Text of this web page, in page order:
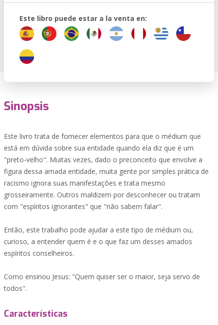
Este libro puede estar a la venta en:
Sinopsis
Este livro trata de fornecer elementos para que o médium que
está em dúvida sobre sua entidade quando ela diz que é um
"preto-velho". Muitas vezes, dado o preconceito que envolve a
figura dessa amada entidade, muita gente por simples prática de
racismo ignora suas manifestações e trata mesmo
grosseiramente. Outros maldizem por desconhecer ou tratam
com "espíritos ignorantes" que "não sabem falar".
Então, este trabalho pode ajudar a este tipo de médium ou,
curioso, a entender quem é e o que faz um desses amados
espíritos conselheiros.
Como ensinou Jesus: "Quem quiser ser o maior, seja servo de
todos".
Características